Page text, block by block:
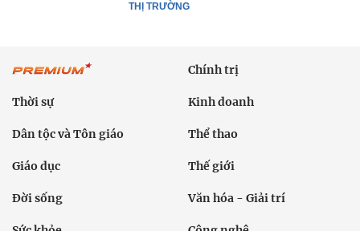
THỊ TRƯỜNG
Chính trị
Thời sự Kinh doanh
Dân tộc và Tôn giáo Thể thao
Giáo dục Thế giới
Đời sống Văn hóa - Giải trí